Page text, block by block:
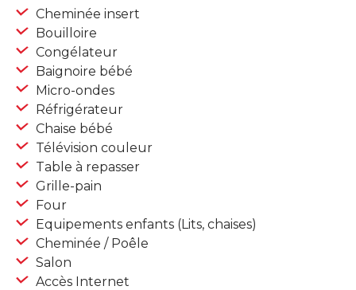
Cheminée insert
Bouilloire
Congélateur
Baignoire bébé
Micro-ondes
Réfrigérateur
Chaise bébé
Télévision couleur
Table à repasser
Grille-pain
Four
Equipements enfants (Lits, chaises)
Cheminée / Poêle
Salon
Accès Internet